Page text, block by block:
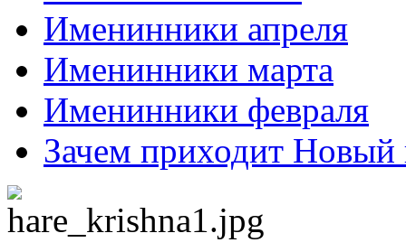
Именинники апреля
Именинники марта
Именинники февраля
Зачем приходит Новый